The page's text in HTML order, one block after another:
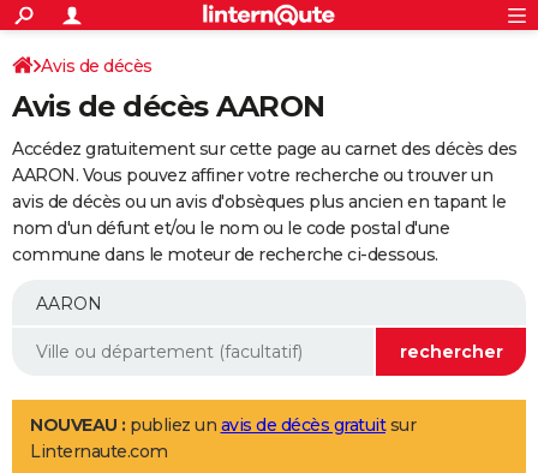
ACTUALITÉS
Politique
Société
Faits Divers
Education
Monde
Villes
+
SPORT
Coupe du monde 2026
Football
Tennis
Cyclisme
Rugby
Forum
Programme TV
TNT
Streaming
Cinéma
Sorties cinéma
Musique
+FINANCE
Retraite
Epargne
Immobilier
Risques naturels par ville
Banque
Assurance
AUTO
Essais
Réserver un essai
Citadines
Berlines
SUV
Forum auto
+
Mobiles
Meilleur smartphone
Internet
Ordinateurs
Jeux vidéo
Guide high-tech
Aménagement intérieur
LIFESTYLE
Art de vivre
Bien-être
Loisirs
Mode
Modes de vie
Avis de décès
Avis de décès AARON
Accédez gratuitement sur cette page au carnet des décès des
AARON. Vous pouvez affiner votre recherche ou trouver un
avis de décès ou un avis d'obsèques plus ancien en tapant le
nom d'un défunt et/ou le nom ou le code postal d'une
commune dans le moteur de recherche ci-dessous.
NOUVEAU : publiez un avis de décès gratuitsur
Linternaute.com